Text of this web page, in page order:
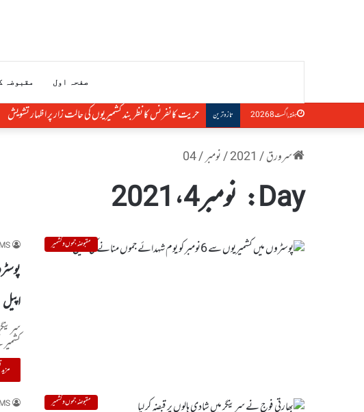
صفحہ اول مقبوضہ
ہفتہ, اگست 8 2026 تازہ ترین حریت کانفرنس کا نظر بند کشمیریوں کی حالت زار پر اظہار تشویش
سرورق/
2021
/نومبر/
04
Day: نومبر 4، 2021
مقبوضہ جموں و کشمیر
اپیل
مقبوضہ جموں و کشمیر